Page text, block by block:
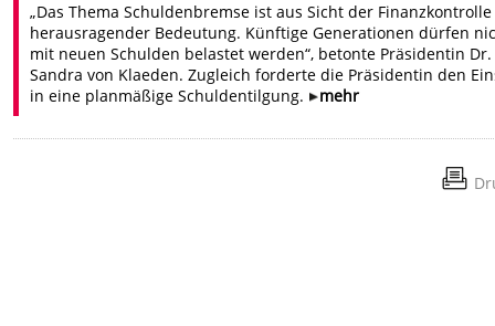
„Das Thema Schuldenbremse ist aus Sicht der
herausragender Bedeutung. Künftige Generationen dürfen
mit neuen Schulden belastet werden“, betonte Präsidentin Dr.
Sandra von Klaeden. Zugleich forderte die Präsidentin den
in eine planmäßige Schuldentilgung.
mehr